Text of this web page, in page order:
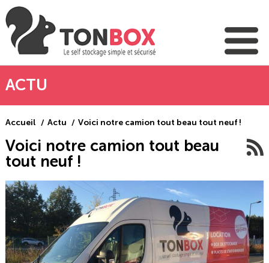
ACTU
Accueil Actu Voici notre camion tout beau tout neuf !
Voici notre camion tout beau
tout neuf !